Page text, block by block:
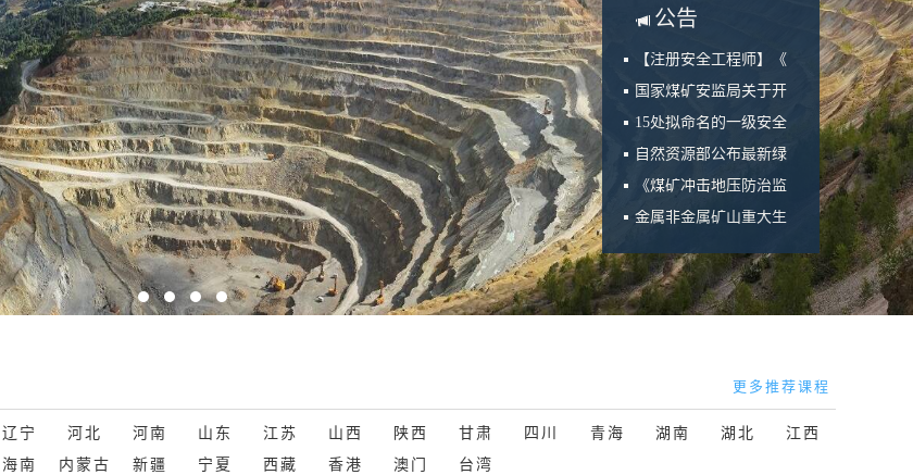
公告
【注册安全工程师】《
国家煤矿安监局关于开
15处拟命名的一级安全
自然资源部公布最新绿
《煤矿冲击地压防治监
金属非金属矿山重大生
更多推荐课程
辽宁 河北 河南 山东 江苏 山西 陕西 甘肃 四川 青海 湖南 湖北
江西
海南 内蒙古 新疆 宁夏 西藏 香港 澳门 台湾